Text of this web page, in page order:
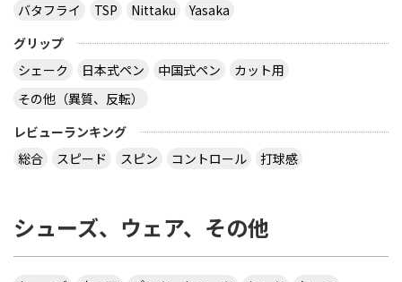
で、出られなくても見に行くといいと思います。
virtual table tennisというアプリについてです。
サーブから回転(カーブなど)をかけるのってどうや
出来ますが、サーブからはできません 。 もしかし
カテ違いですが・・ 攻略サイトには スピンは相手
のコートに球があるときに自分のラケット付近をダ
ブルタップ！する と書いてありますのでやっぱり
ダブルタップではないでしょうか・・・
バタフライ
TSP Nittaku
Yasaka
グリップ
シェーク
日本式ペン 中国式ペン
カット用
その他（異質、反転）
レビューランキング
総合
スピード スピン コントロール 打球感
シューズ、ウェア、その他